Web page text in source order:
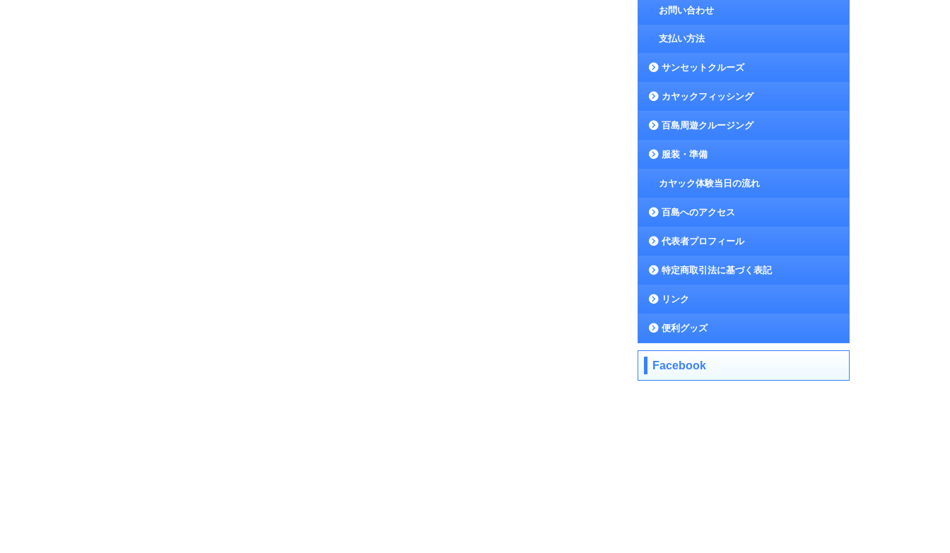
お問い合わせ
支払い方法
サンセットクルーズ
カヤックフィッシング
百島周遊クルージング
服装・準備
カヤック体験当日の流れ
百島へのアクセス
代表者プロフィール
特定商取引法に基づく表記
リンク
便利グッズ
Facebook